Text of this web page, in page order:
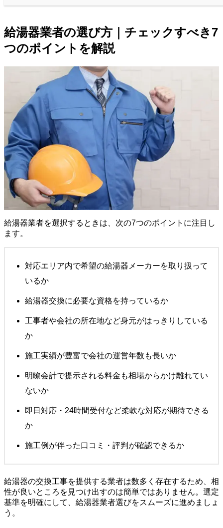
給湯器業者の選び方｜チェックすべき7
つのポイントを解説
給湯器業者を選択するときは、次の7つのポイントに注目し
ます。
対応エリア内で希望の給湯器メーカーを取り扱って
いるか
給湯器交換に必要な資格を持っているか
工事者や会社の所在地など身元がはっきりしている
か
施工実績が豊富で会社の運営年数も長いか
明瞭会計で提示される料金も相場からかけ離れてい
ないか
即日対応・24時間受付など柔軟な対応が期待できる
か
施工例が伴った口コミ・評判が確認できるか
給湯器の交換工事を提供する業者は数多く存在するため、相
性が良いところを見つけ出すのは簡単ではありません。選定
基準を明確にして、給湯器業者選びをスムーズに進めましょ
う。